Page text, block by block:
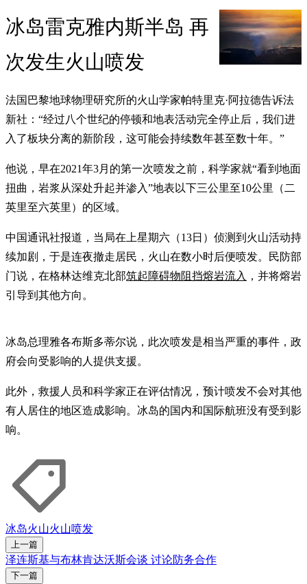
冰岛雷克雅内斯半岛 再
次发生火山喷发
法国巴黎地球物理研究所的火山学家帕特里克·阿拉德告诉法
新社：“经过八个世纪的停顿和地表活动完全停止后，我们进
入了板块分离的新阶段，这可能会持续数年甚至数十年。”
他说，早在2021年3月的第一次喷发之前，科学家就“看到地面
扭曲，岩浆从深处升起并渗入”地表以下三公里至10公里（二
英里至六英里）的区域。
中国通讯社报道，当局在上星期六（13日）侦测到火山活动持
续加剧，于是连夜撤走居民，火山在数小时后便喷发。民防部
门说，在格林达维克北部筑起障碍物阻挡熔岩流入 ，并将熔岩
引导到其他方向。
冰岛总理雅各布斯多蒂尔说，此次喷发是相当严重的事件，政
府会向受影响的人提供支援。
此外，救援人员和科学家正在评估情况，预计喷发不会对其他
有人居住的地区造成影响。冰岛的国内和国际航班没有受到影
响。
冰岛火山火山喷发
上一篇
泽连斯基与布林肯达沃斯会谈 讨论防务合作
下一篇